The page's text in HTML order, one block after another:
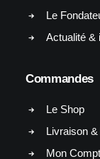
Le
Actualité &
Commandes
Le Shop
Livraison
Mon